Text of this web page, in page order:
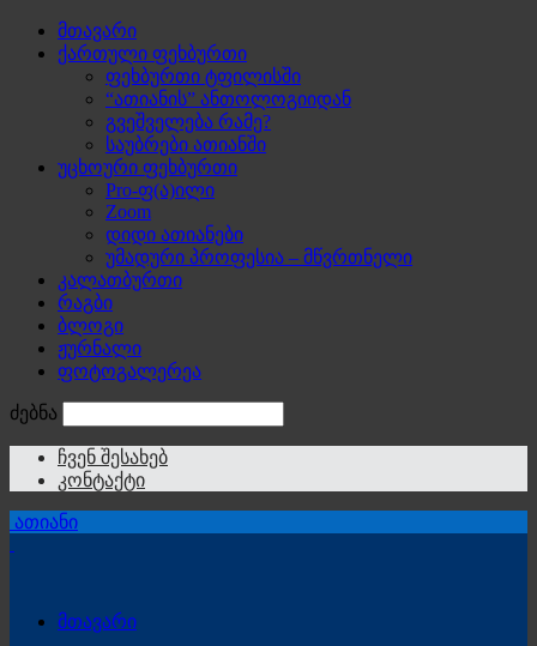
მთავარი
ქართული ფეხბურთი
ფეხბურთი ტფილისში
“ათიანის” ანთოლოგიიდან
გვეშველება რამე?
საუბრები ათიანში
უცხოური ფეხბურთი
Pro-ფ(ა)ილი
Zoom
დიდი ათიანები
უმადური პროფესია – მწვრთნელი
კალათბურთი
რაგბი
ბლოგი
ჟურნალი
ფოტოგალერეა
ძებნა
ჩვენ შესახებ
კონტაქტი
ათიანი
მთავარი